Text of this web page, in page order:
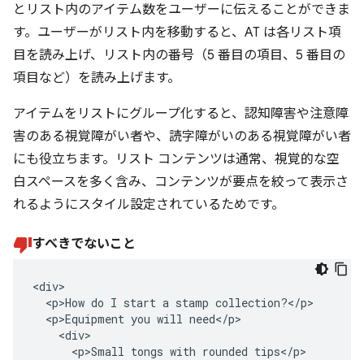
とリスト内のアイテム数をユーザーに伝えることができま
す。ユーザーがリスト内を移動すると、AT は各リスト項
目を読み上げ、リスト内の番号（5 番目の項目、5 番目の
項目など）を読み上げます。
アイテムをリストにグループ化すると、認知障害や注意障
害のある視覚障がい者や、読字障がいのある視覚障がい者
にも役立ちます。リスト コンテンツは通常、視覚的な空
白スペースを多く含み、コンテンツが要点を絞って表示さ
れるようにスタイル設定されているためです。
すべきでないこと
<div>
  <p>How do I start a stamp collection?</p>
  <p>Equipment you will need</p>
    <div>
      <p>Small tongs with rounded tips</p>